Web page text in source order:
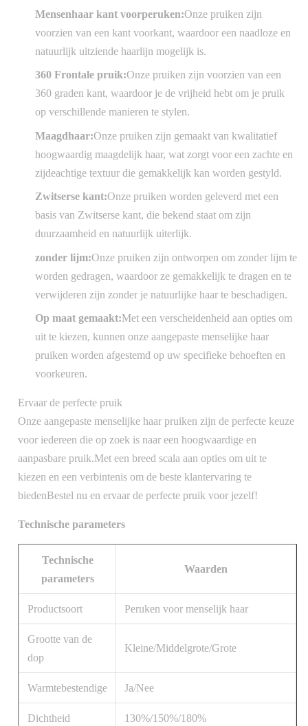
Mensenhaar kant voorperuken:Onze pruiken zijn
voorzien van een kant voorkant, waardoor een naadloze en
natuurlijk uitziende haarlijn mogelijk is.
360 Frontale pruik:Onze pruiken zijn voorzien van een
360 graden kant, waardoor je de vrijheid hebt om je pruik
op verschillende manieren te stylen.
Maagdhaar:Onze pruiken zijn gemaakt van kwalitatief
hoogwaardig maagdelijk haar, wat zorgt voor een zachte en
zijdeachtige textuur die gemakkelijk kan worden gestyld.
Zwitserse kant:Onze pruiken worden geleverd met een
basis van Zwitserse kant, die bekend staat om zijn
duurzaamheid en natuurlijk uiterlijk.
zonder lijm:Onze pruiken zijn ontworpen om zonder lijm te
worden gedragen, waardoor ze gemakkelijk te dragen en te
verwijderen zijn zonder je natuurlijke haar te beschadigen.
Op maat gemaakt:Met een verscheidenheid aan opties om
uit te kiezen, kunnen onze aangepaste menselijke haar
pruiken worden afgestemd op uw specifieke behoeften en
voorkeuren.
Ervaar de perfecte pruik
Onze aangepaste menselijke haar pruiken zijn de perfecte keuze
voor iedereen die op zoek is naar een hoogwaardige en
aanpasbare pruik.Met een breed scala aan opties om uit te
kiezen en een verbintenis om de beste klantervaring te
biedenBestel nu en ervaar de perfecte pruik voor jezelf!
Technische parameters
Technische
parameters
Waarden
Productsoort Peruken voor menselijk haar
Grootte van de
dop
Kleine/Middelgrote/Grote
Warmtebestendige Ja/Nee
Dichtheid 130%/150%/180%